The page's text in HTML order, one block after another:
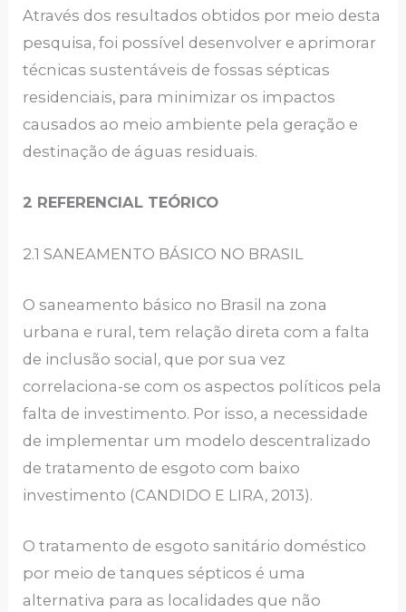
Através dos resultados obtidos por meio desta
pesquisa, foi possível desenvolver e aprimorar
técnicas sustentáveis de fossas sépticas
residenciais, para minimizar os impactos
causados ao meio ambiente pela geração e
destinação de águas residuais.
2 REFERENCIAL TEÓRICO
2.1 SANEAMENTO BÁSICO NO BRASIL
O saneamento básico no Brasil na zona
urbana e rural, tem relação direta com a falta
de inclusão social, que por sua vez
correlaciona-se com os aspectos políticos pela
falta de investimento. Por isso, a necessidade
de implementar um modelo descentralizado
de tratamento de esgoto com baixo
investimento (CANDIDO E LIRA, 2013).
O tratamento de esgoto sanitário doméstico
por meio de tanques sépticos é uma
alternativa para as localidades que não